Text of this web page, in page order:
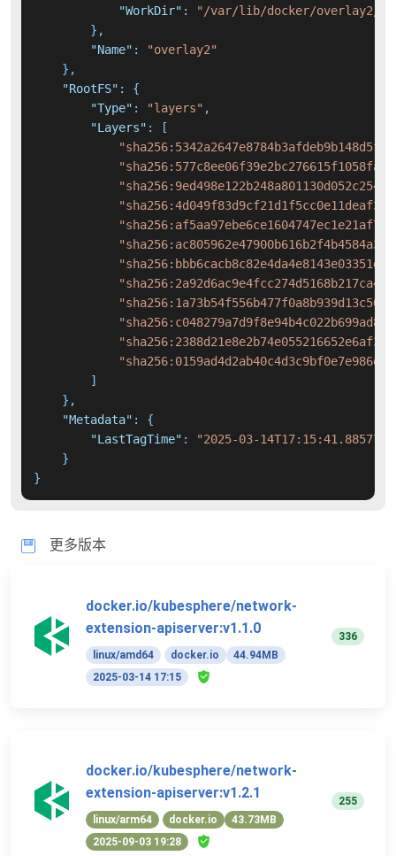
"WorkDir" :
"/var/lib/docker/overlay2/
} ,
"Name" :
"overlay2"
} ,
"RootFS" :
{
"Type" : "layers" ,
"Layers" :
[
]
} ,
"Metadata" :
{
"LastTagTime" :
"2025-03-
}
}
更多版本
docker.io/kubesphere/network-
extension-apiserver:v1.1.0
linux/amd64 docker.io
44.94MB
2025-03-14 17:15
336
docker.io/kubesphere/network-
extension-apiserver:v1.2.1
linux/arm64 docker.io
43.73MB
2025-09-03 19:28
255